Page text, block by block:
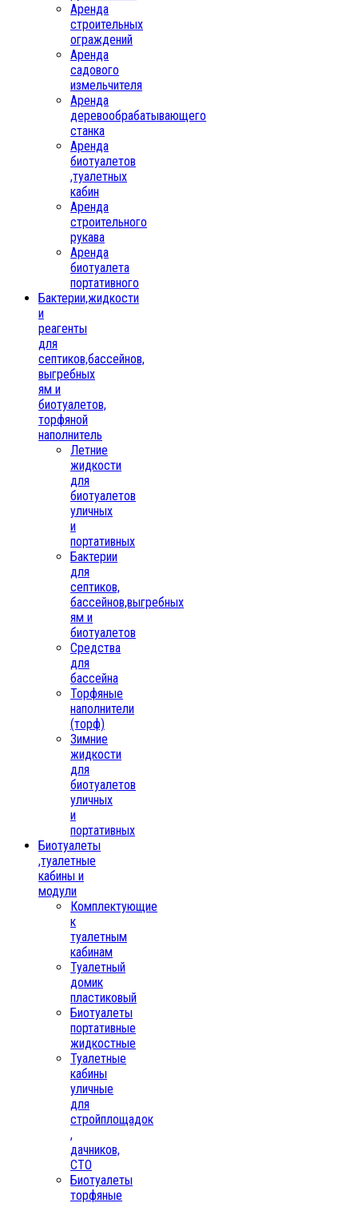
Аренда
строительных
ограждений
Аренда
садового
измельчителя
Аренда
деревообрабатывающего
станка
Аренда
биотуалетов
,туалетных
кабин
Аренда
строительного
рукава
Аренда
биотуалета
портативного
Бактерии,жидкости
и
реагенты
для
септиков,бассейнов,
выгребных
ям и
биотуалетов,
торфяной
наполнитель
Летние
жидкости
для
биотуалетов
уличных
и
портативных
Бактерии
для
септиков,
бассейнов,выгребных
ям и
биотуалетов
Средства
для
бассейна
Торфяные
наполнители
(торф)
Зимние
жидкости
для
биотуалетов
уличных
и
портативных
Биотуалеты
,туалетные
кабины и
модули
Комплектующие
к
туалетным
кабинам
Туалетный
домик
пластиковый
Биотуалеты
портативные
жидкостные
Туалетные
кабины
уличные
для
стройплощадок
,
дачников,
СТО
Биотуалеты
торфяные